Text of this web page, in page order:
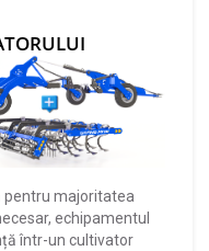
pentru majoritatea
echipamentul
într-un cultivator